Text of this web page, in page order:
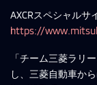
AXCRスペシャルサ
https://
「チーム三菱ラリ
し、三菱自動車か